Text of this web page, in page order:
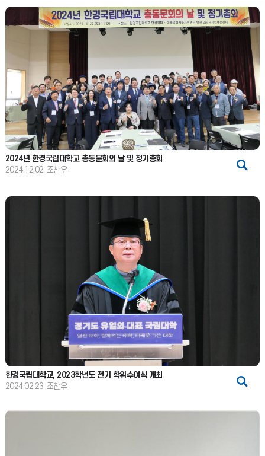
2024년 한경국립대학교 총동문회의 날 및 정기총회
2024.12.02 조찬우
한경국립대학교, 2023학년도 전기 학위수여식 개최
2024.02.23 조찬우